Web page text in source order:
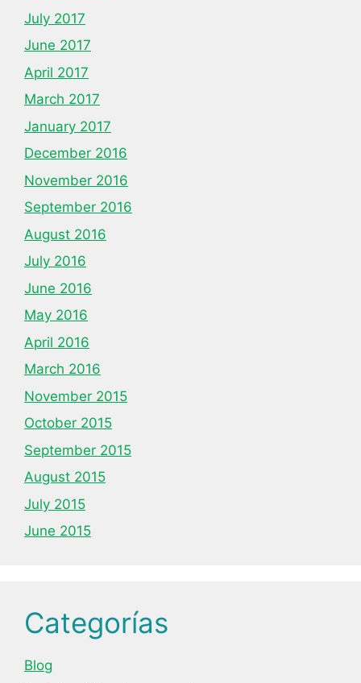
July 2017
June 2017
April 2017
March 2017
January 2017
December 2016
November 2016
September 2016
August 2016
July 2016
June 2016
May 2016
April 2016
March 2016
November 2015
October 2015
September 2015
August 2015
July 2015
June 2015
Categorías
Blog